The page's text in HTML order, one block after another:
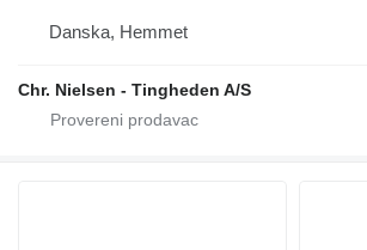
Danska, Hemmet
Chr. Nielsen - Tingheden A/S